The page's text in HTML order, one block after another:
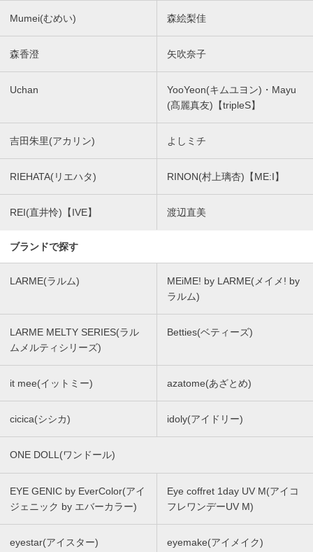
Mumei(むめい) 森絵梨佳
森香澄 矢吹奈子
Uchan
YooYeon(キムユヨン)・Mayu
(髙麗真友)【tripleS】
吉田朱里(アカリン) よしミチ
RIEHATA(リエハタ) RINON(村上璃杏)【ME:I】
REI(直井怜)【IVE】 渡辺直美
ブランドで探す
LARME(ラルム)
MEiME! by LARME(メイメ! by
ラルム)
LARME MELTY SERIES(ラル
ムメルティシリーズ)
Betties(ベティーズ)
it mee(イットミー) azatome(あざとめ)
cicica(シシカ) idoly(アイドリー)
ONE DOLL(ワンドール)
EYE GENIC by EverColor(アイ
ジェニック by エバーカラー)
Eye coffret 1day UV M(アイコ
フレワンデーUV M)
eyestar(アイスター) eyemake(アイメイク)